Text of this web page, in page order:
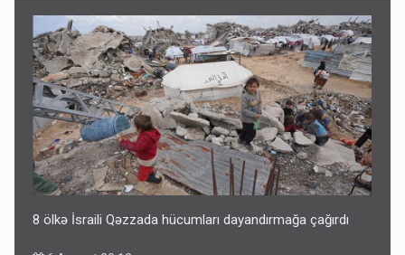
8 ölkə İsraili Qəzzada hücumları dayandırmağa çağırdı